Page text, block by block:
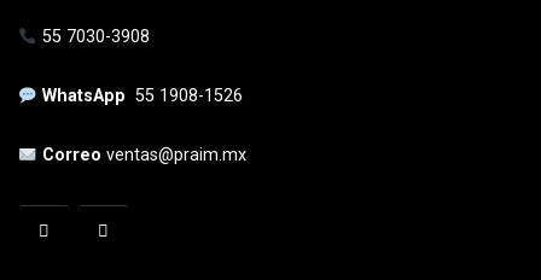
55 7030-3908
WhatsApp55 1908-1526
Correoventas@praim.mx